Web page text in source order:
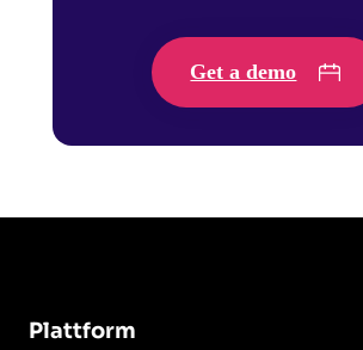
Get a demo
Plattform